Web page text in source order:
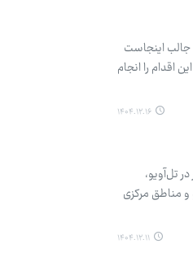
جالب اینجاست
این اقدام را انجام
۱۴۰۴.۱۲.۱۶
تل‌آویو،
و مناطق مرکزی
۱۴۰۴.۱۲.۱۱